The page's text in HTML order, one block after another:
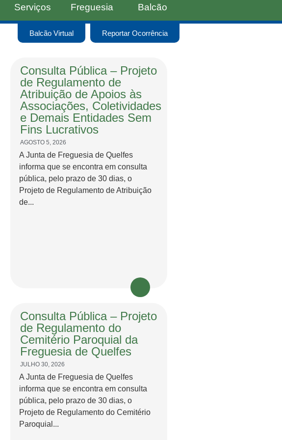
Serviços Freguesia Balcão
Balcão Virtual Reportar Ocorrência
Consulta Pública – Projeto
de Regulamento de
Atribuição de Apoios às
Associações, Coletividades
e Demais Entidades Sem
Fins Lucrativos
AGOSTO 5, 2026
A Junta de Freguesia de Quelfes
informa que se encontra em consulta
pública, pelo prazo de 30 dias, o
Projeto de Regulamento de Atribuição
de...
Consulta Pública – Projeto
de Regulamento do
Cemitério Paroquial da
Freguesia de Quelfes
JULHO 30, 2026
A Junta de Freguesia de Quelfes
informa que se encontra em consulta
pública, pelo prazo de 30 dias, o
Projeto de Regulamento do Cemitério
Paroquial...